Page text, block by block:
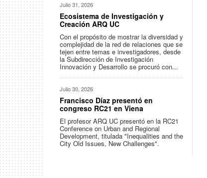
Julio 31, 2026
Ecosistema de Investigación y
Creación ARQ UC
Con el propósito de mostrar la diversidad y
complejidad de la red de relaciones que se
tejen entre temas e investigadores, desde
la Subdirección de Investigación
Innovación y Desarrollo se procuró con...
Julio 30, 2026
Francisco Díaz presentó en
congreso RC21 en Viena
El profesor ARQ UC presentó en la RC21
Conference on Urban and Regional
Development, titulada "Inequalities and the
City Old Issues, New Challenges".